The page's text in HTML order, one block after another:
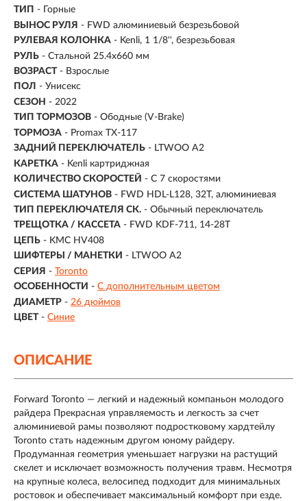
ТИП -
Горные
ВЫНОС РУЛЯ - FWD алюминиевый безрезьбовой
РУЛЕВАЯ КОЛОНКА - Kenli, 1 1/8'', безрезьбовая
РУЛЬ - Стальной 25.4х660 мм
ВОЗРАСТ - Взрослые
ПОЛ - Унисекс
СЕЗОН - 2022
ТИП ТОРМОЗОВ - Ободные (V-Brake)
ТОРМОЗА - Promax TX-117
ЗАДНИЙ ПЕРЕКЛЮЧАТЕЛЬ - LTWOO A2
КАРЕТКА - Kenli картриджная
КОЛИЧЕСТВО СКОРОСТЕЙ - С 7 скоростями
СИСТЕМА ШАТУНОВ - FWD HDL-L128, 32T, алюминиевая
ТИП ПЕРЕКЛЮЧАТЕЛЯ СК. - Обычный переключатель
ТРЕЩОТКА / КАССЕТА - FWD KDF-711, 14-28T
ЦЕПЬ - KMC HV408
ШИФТЕРЫ / МАНЕТКИ - LTWOO A2
СЕРИЯ - Toronto
ОСОБЕННОСТИ - С дополнительным цветом
ДИАМЕТР - 26 дюймов
ЦВЕТ - Синие
ОПИСАНИЕ
Forward Toronto — легкий и надежный компаньон молодого
райдера Прекрасная управляемость и легкость за счет
алюминиевой рамы позволяют подростковому хардтейлу
Toronto стать надежным другом юному райдеру.
Продуманная геометрия уменьшает нагрузки на растущий
скелет и исключает возможность получения травм. Несмотря
на крупные колеса, велосипед подходит для минимальных
ростовок и обеспечивает максимальный комфорт при езде.